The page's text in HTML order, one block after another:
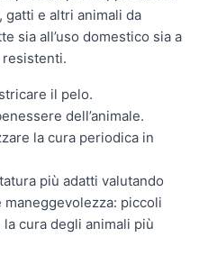
gatti e altri animali da
sia all’uso domestico sia a
il pelo.
dell’animale.
la cura periodica in
più adatti valutando
maneggevolezza: piccoli
cura degli animali più